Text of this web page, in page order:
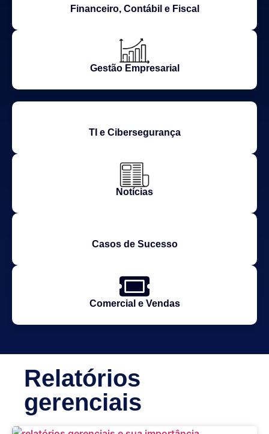
Financeiro, Contábil e Fiscal
Gestão Empresarial
TI e Cibersegurança
Notícias
Casos de Sucesso
Comercial e Vendas
Relatórios
gerenciais